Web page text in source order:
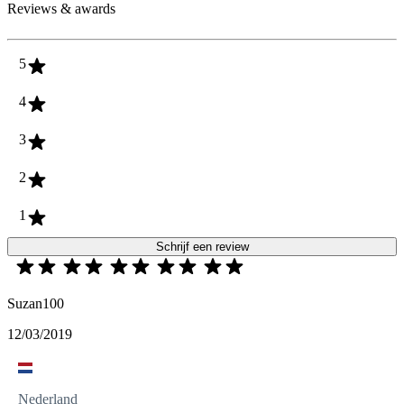
Reviews & awards
5
4
3
2
1
Schrijf een review
Suzan100
12/03/2019
Nederland